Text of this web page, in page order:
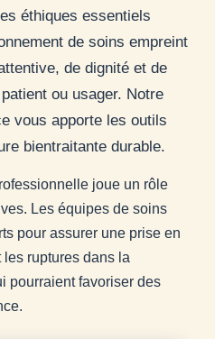
éthiques essentiels
de soins empreint
de dignité et de
ou usager. Notre
vous apporte les outils
bientraitante durable.
joue un rôle
Les équipes de soins
pour assurer une prise en
ruptures dans la
pourraient favoriser des